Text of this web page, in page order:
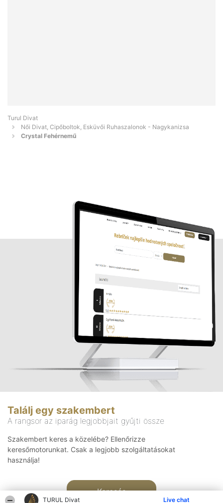
TURUL Divat Live chat
Turul Divat
Női Divat, Cipőboltok, Esküvői Ruhaszalonok - Nagykanizsa
Crystal Fehérnemű
Találj egy szakembert
A rangsor az iparág legjobbjait gyűjti össze
Szakembert keres a közelébe? Ellenőrizze
keresőmotorunkat. Csak a legjobb szolgáltatásokat
használja!
Keresés